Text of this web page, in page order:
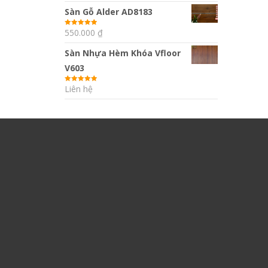
sao
Sàn Gỗ Alder AD8183
Được xếp
hạng5.005
sao
550.000 ₫
Sàn Nhựa Hèm Khóa Vfloor
V603
Được xếp
hạng 5.00 5
sao
Liên hệ